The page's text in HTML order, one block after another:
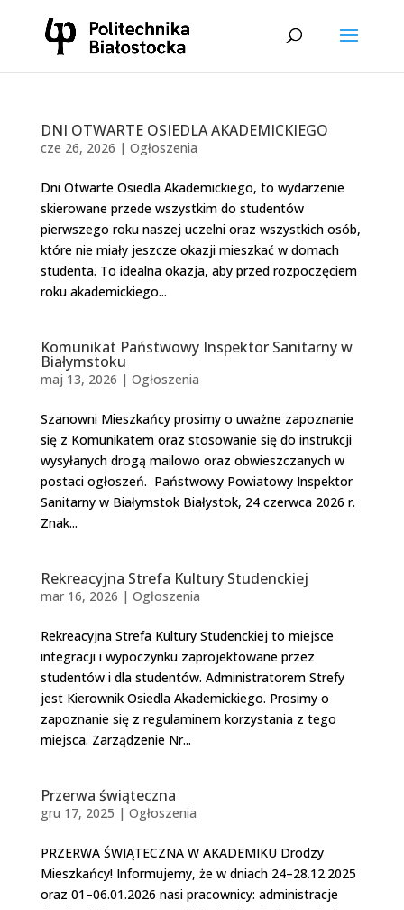
DNI OTWARTE OSIEDLA AKADEMICKIEGO
cze 26, 2026 | Ogłoszenia
Dni Otwarte Osiedla Akademickiego, to wydarzenie
skierowane przede wszystkim do studentów
pierwszego roku naszej uczelni oraz wszystkich osób,
które nie miały jeszcze okazji mieszkać w domach
studenta. To idealna okazja, aby przed rozpoczęciem
roku akademickiego...
Komunikat Państwowy Inspektor Sanitarny w
Białymstoku
maj 13, 2026 | Ogłoszenia
Szanowni Mieszkańcy prosimy o uważne zapoznanie
się z Komunikatem oraz stosowanie się do instrukcji
wysyłanych drogą mailowo oraz obwieszczanych w
postaci ogłoszeń. Państwowy Powiatowy Inspektor
Sanitarny w Białymstok Białystok, 24 czerwca 2026 r.
Znak...
Rekreacyjna Strefa Kultury Studenckiej
mar 16, 2026 | Ogłoszenia
Rekreacyjna Strefa Kultury Studenckiej to miejsce
integracji i wypoczynku zaprojektowane przez
studentów i dla studentów. Administratorem Strefy
jest Kierownik Osiedla Akademickiego. Prosimy o
zapoznanie się z regulaminem korzystania z tego
miejsca. Zarządzenie Nr...
Przerwa świąteczna
gru 17, 2025 | Ogłoszenia
PRZERWA ŚWIĄTECZNA W AKADEMIKU Drodzy
Mieszkańcy! Informujemy, że w dniach 24–28.12.2025
oraz 01–06.01.2026 nasi pracownicy: administracje